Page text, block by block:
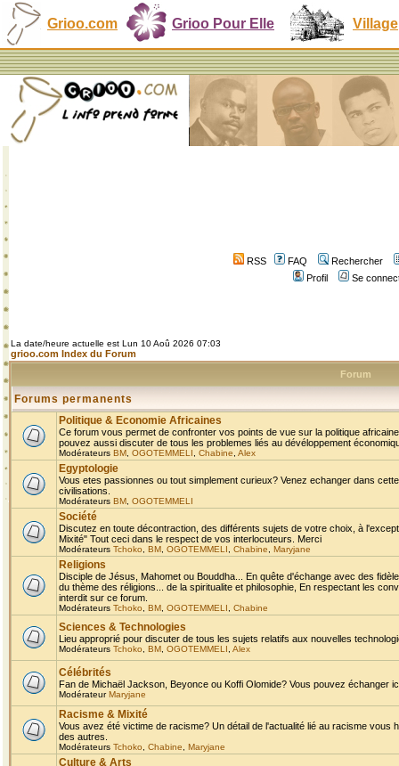
Grioo.com Grioo Pour Elle Village
RSS FAQ
Rechercher
Profil
Se
La date/heure actuelle est Lun 10 Aoû 2026 07:03
grioo.com Index du Forum
Forum
Forums permanents
Politique & Economie Africaines
Ce forum vous permet de confronter vos points de vue sur la politique
pouvez aussi discuter de tous les problemes liés au dévéloppement
Modérateurs BM OGOTEMMELI Chabine Alex
Egyptologie
Vous etes passionnes ou tout simplement curieux? Venez echanger dans
civilisations.
Modérateurs BM OGOTEMMELI
Société
Discutez en toute décontraction, des différents sujets de votre choix, à
Mixité" Tout ceci dans le respect de vos interlocuteurs. Merci
Modérateurs Tchoko BM OGOTEMMELI Chabine Maryjane
Religions
Disciple de Jésus, Mahomet ou Bouddha... En quête d'échange avec des
du thème des réligions... de la spiritualite et philosophie, En respectant les
interdit sur ce forum.
Modérateurs Tchoko BM OGOTEMMELI Chabine
Sciences & Technologies
Lieu approprié pour discuter de tous les sujets relatifs aux nouvelles
Modérateurs Tchoko BM OGOTEMMELI Alex
Célébrités
Fan de Michaël Jackson, Beyonce ou Koffi Olomide? Vous pouvez échanger
ModérateurMaryjane
Racisme & Mixité
Vous avez été victime de racisme? Un détail de l'actualité lié au racisme
des autres.
Modérateurs Tchoko Chabine Maryjane
Culture & Arts